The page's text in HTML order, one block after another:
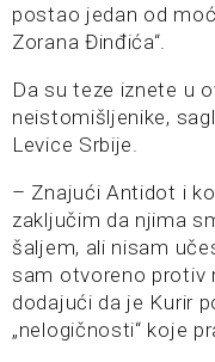
postao jedan od
Zorana Đinđića“.
Da su teze iznete u
neistomišljenike,
Levice Srbije.
– Znajući Antidot i
zaključim da njima
šaljem, ali nisam
sam otvoreno protiv
dodajući da je Kurir
„nelogičnosti“ koje